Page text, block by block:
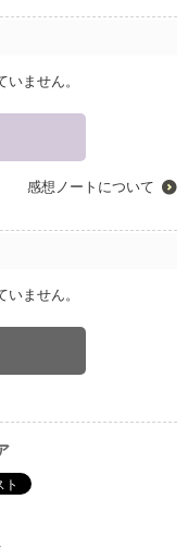
ません。
感想ノートについて
ません。